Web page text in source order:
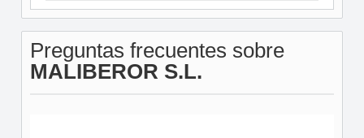
Preguntas frecuentes sobre
MALIBEROR S.L.